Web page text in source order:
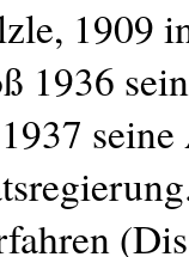
1909
1936